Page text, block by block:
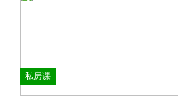
私房课